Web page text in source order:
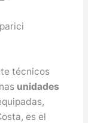
técnicos
unidades
es el